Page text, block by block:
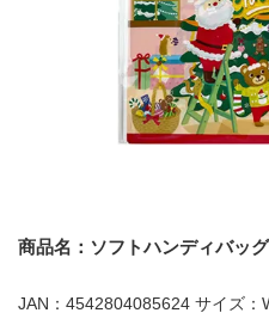
商品名：ソフトハンディバッ
JAN：4542804085624 サイズ：